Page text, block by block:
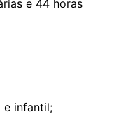
e 44 horas
e infantil;